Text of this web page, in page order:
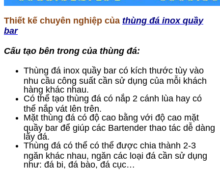
Thiết kế chuyên nghiệp của thùng đá inox quầy
bar
Cấu tạo bên trong của thùng đá:
Thùng đá inox quầy bar có kích thước tùy vào
nhu cầu công suất cần sử dụng của mỗi khách
hàng khác nhau.
Có thể tạo thùng đá có nắp 2 cánh lùa hay có
thể nắp vát lên trên.
Mặt thùng đá có độ cao bằng với độ cao mặt
quầy bar để giúp các Bartender thao tác dễ dàng
lấy đá.
Thùng đá có thể có thể được chia thành 2-3
ngăn khác nhau, ngăn các loại đá cần sử dụng
như: đá bi, đá bào, đá cục…